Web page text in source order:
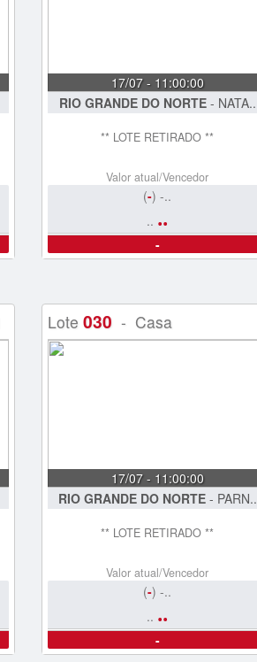
17/07 - 11:00:00
RIO GRANDE DO NORTE- NATA..
** LOTE RETIRADO **
Valor atual/Vencedor
(-) -..
.. ..
-
Lote 030 - Casa
17/07 - 11:00:00
RIO GRANDE DO NORTE- PARN..
** LOTE RETIRADO **
Valor atual/Vencedor
(-) -..
.. ..
-